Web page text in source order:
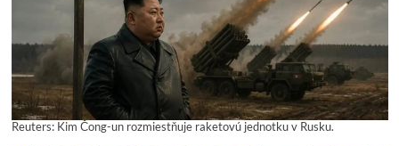
Reuters: Kim Čong-un rozmiestňuje raketovú jednotku v Rusku.